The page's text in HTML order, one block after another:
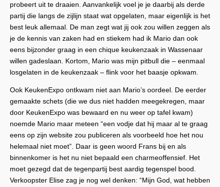
probeert uit te draaien. Aanvankelijk voel je je daarbij als derde
partij die langs de zijlijn staat wat opgelaten, maar eigenlijk is het
best leuk allemaal. De man zegt wat jij ook zou willen zeggen als
je de kennis van zaken had en stiekem had ik Mario dan ook
eens bijzonder graag in een chique keukenzaak in Wassenaar
willen gadeslaan. Kortom, Mario was mijn pitbull die – eenmaal
losgelaten in de keukenzaak – flink voor het baasje opkwam.
Ook KeukenExpo ontkwam niet aan Mario’s oordeel. De eerder
gemaakte schets (die we dus niet hadden meegekregen, maar
door KeukenExpo was bewaard en nu weer op tafel kwam)
noemde Mario maar meteen “een vodje dat hij maar al te graag
eens op zijn website zou publiceren als voorbeeld hoe het nou
helemaal niet moet”. Daar is geen woord Frans bij en als
binnenkomer is het nu niet bepaald een charmeoffensief. Het
moet gezegd dat de tegenpartij best aardig tegenspel bood.
Verkoopster Elise zag je nog wel denken: “Mijn God, wat hebben